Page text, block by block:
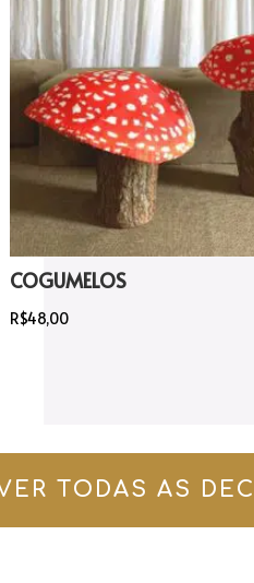
COGUMELOS
R$48,00
TODAS AS